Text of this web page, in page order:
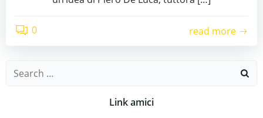
0 read more
Search
Link amici